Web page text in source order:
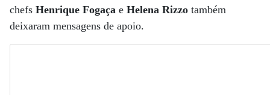
chefs Henrique Fogaça e Helena Rizzo também
deixaram mensagens de apoio.